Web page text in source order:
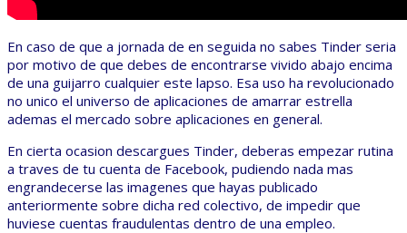
En caso de que a jornada de en seguida no sabes Tinder seria
por motivo de que debes de encontrarse vivido abajo encima
de una guijarro cualquier este lapso. Esa uso ha revolucionado
no unico el universo de aplicaciones de amarrar estrella
ademas el mercado sobre aplicaciones en general.
En cierta ocasion descargues Tinder, deberas empezar rutina
a traves de tu cuenta de Facebook, pudiendo nada mas
engrandecerse las imagenes que hayas publicado
anteriormente sobre dicha red colectivo, de impedir que
huviese cuentas fraudulentas dentro de una empleo.